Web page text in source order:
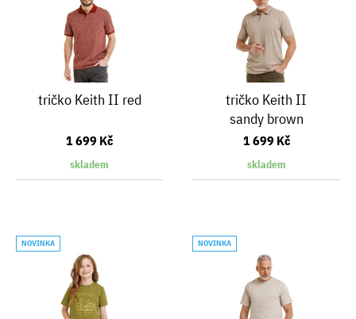
tričko Keith II red
1 699 Kč
skladem
tričko Keith II
sandy brown
1 699 Kč
skladem
NOVINKA NOVINKA